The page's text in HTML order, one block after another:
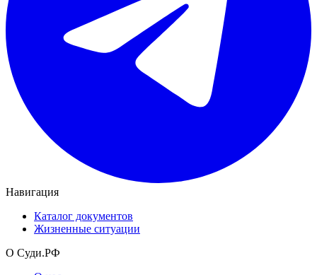
Навигация
Каталог документов
Жизненные ситуации
О Суди.РФ